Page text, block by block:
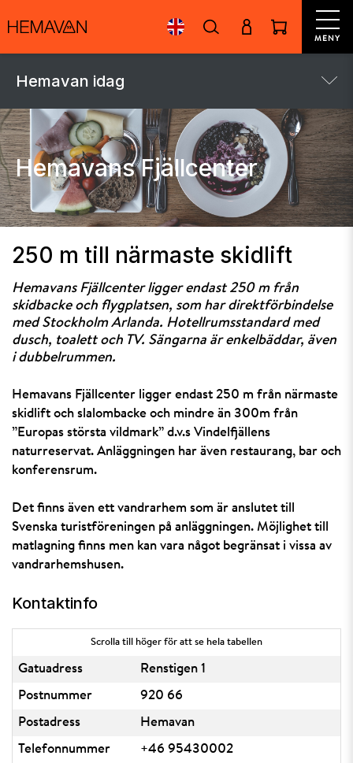
MENY
Hemavan idag
Hemavans Fjällcenter
250 m till närmaste skidlift
Hemavans Fjällcenter ligger endast 250 m från
skidbacke och flygplatsen, som har direktförbindelse
med Stockholm Arlanda. Hotellrumsstandard med
dusch, toalett och TV. Sängarna är enkelbäddar, även
i dubbelrummen.
Hemavans Fjällcenter ligger endast 250 m från närmaste
skidlift och slalombacke och mindre än 300m från
”Europas största vildmark” d.v.s Vindelfjällens
naturreservat. Anläggningen har även restaurang, bar och
konferensrum.
Det finns även ett vandrarhem som är anslutet till
Svenska turistföreningen på anläggningen. Möjlighet till
matlagning finns men kan vara något begränsat i vissa av
vandrarhemshusen.
Kontaktinfo
Scrolla till höger för att se hela tabellen
Gatuadress
Renstigen 1
Postnummer
920 66
Postadress
Hemavan
Telefonnummer
+46 95430002